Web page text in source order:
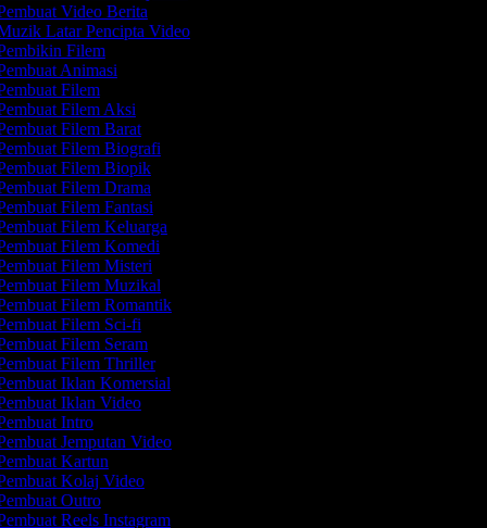
Video Berita
Latar Pencipta Video
Filem
Animasi
Filem
Filem Aksi
Filem Barat
Filem Biografi
Filem Biopik
Filem Drama
Filem Fantasi
Filem Keluarga
Filem Komedi
Filem Misteri
Filem Muzikal
Filem Romantik
Filem Sci-fi
Filem Seram
Filem Thriller
Iklan Komersial
Iklan Video
Intro
Jemputan Video
Kartun
Kolaj Video
Outro
Reels Instagram